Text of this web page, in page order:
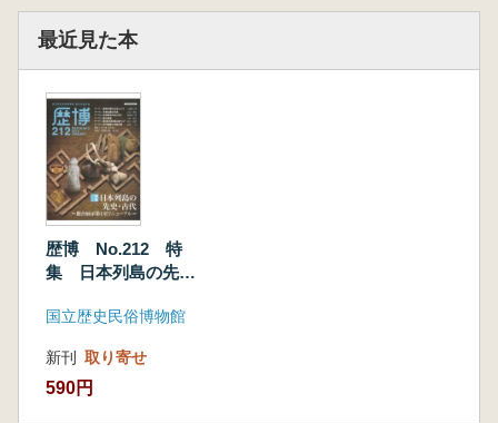
最近見た本
歴博 No.212 特
集 日本列島の先
第1室リニューアル
国立歴史民俗博物館
新刊 取り寄せ
590円